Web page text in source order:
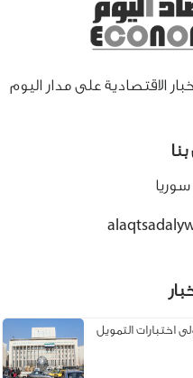
الاقتصادية على مدار اليوم
اختبارات التمويل